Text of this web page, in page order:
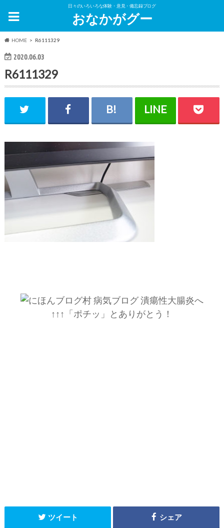
日々のいろいろな体験・意見・備忘録ブログ
おなかがグー
HOME R6111329
2020.06.03
R6111329
↑↑↑「ポチッ」とありがとう！
ツイート シェア